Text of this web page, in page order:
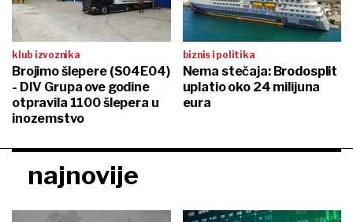
klub izvoznika
Brojimo šlepere (S04E04)
- DIV Grupa ove godine
otpravila 1100 šlepera u
inozemstvo
biznis i politika
Nema stečaja: Brodosplit
uplatio oko 24 milijuna
eura
najnovije